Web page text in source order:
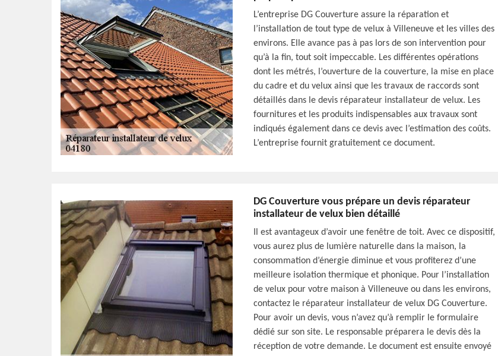
L’entreprise DG Couverture assure la réparation et
l’installation de tout type de velux à Villeneuve et les villes des
environs. Elle avance pas à pas lors de son intervention pour
qu’à la fin, tout soit impeccable. Les différentes opérations
dont les métrés, l’ouverture de la couverture, la mise en place
du cadre et du velux ainsi que les travaux de raccords sont
détaillés dans le devis réparateur installateur de velux. Les
fournitures et les produits indispensables aux travaux sont
indiqués également dans ce devis avec l’estimation des coûts.
L’entreprise fournit gratuitement ce document.
DG Couverture vous prépare un devis réparateur
installateur de velux bien détaillé
Il est avantageux d’avoir une fenêtre de toit. Avec ce dispositif,
vous aurez plus de lumière naturelle dans la maison, la
consommation d’énergie diminue et vous profiterez d’une
meilleure isolation thermique et phonique. Pour l’installation
de velux pour votre maison à Villeneuve ou dans les environs,
contactez le réparateur installateur de velux DG Couverture.
Pour avoir un devis, vous n’avez qu’à remplir le formulaire
dédié sur son site. Le responsable préparera le devis dès la
réception de votre demande. Le document est ensuite envoyé